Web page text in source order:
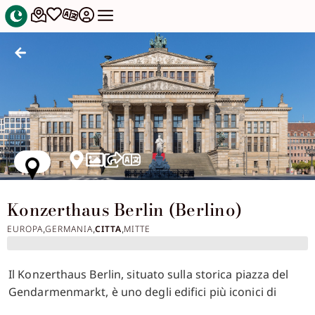
Konzerthaus Berlin (Berlino)
EUROPA,GERMANIA,CITTA,MITTE
Il Konzerthaus Berlin, situato sulla storica piazza del
Gendarmenmarkt, è uno degli edifici più iconici di